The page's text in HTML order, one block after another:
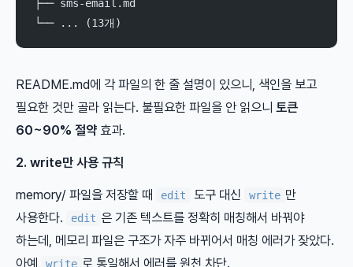
├── sms-email.md
└── ... (13개)
README.md에 각 파일의 한 줄 설명이 있으니, 색인을 보고
필요한 것만 골라 읽는다. 불필요한 파일을 안 읽으니 토큰
60~90% 절약 효과.
2. write만 사용 규칙
memory/ 파일을 저장할 때 edit 도구 대신 write 만
사용한다.
edit 은 기존 텍스트를 정확히 매칭해서 바꿔야
하는데, 메모리 파일은 구조가 자주 바뀌어서 매칭 에러가 잦았다.
아예
write 로 통일해서 에러를 원천 차단.